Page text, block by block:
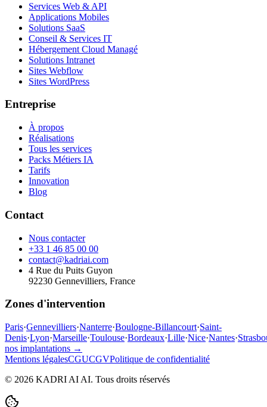
Services Web & API
Applications Mobiles
Solutions SaaS
Conseil & Services IT
Hébergement Cloud Managé
Solutions Intranet
Sites Webflow
Sites WordPress
Entreprise
À propos
Réalisations
Tous les services
Packs Métiers IA
Tarifs
Innovation
Blog
Contact
Nous contacter
+33 1 46 85 00 00
contact@kadriai.com
4 Rue du Puits Guyon
92230 Gennevilliers, France
Zones d'intervention
Paris·Gennevilliers·Nanterre·Boulogne-Billancourt·Saint-
Denis·Lyon·Marseille·Toulouse·Bordeaux·Lille·Nice·Nantes·
nos implantations →
Mentions légalesCGUCGVPolitique de confidentialité
© 2026 KADRI AI AI. Tous droits réservés